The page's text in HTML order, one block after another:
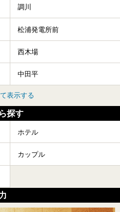
調川
松浦発電所前
西木場
中田平
表示する
探す
ホテル
カップル